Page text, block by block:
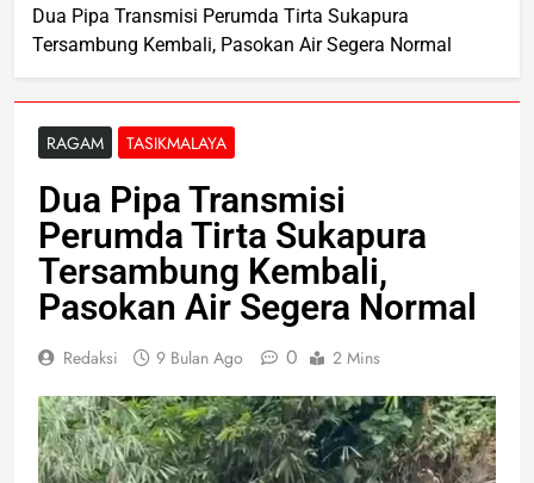
Dua Pipa Transmisi Perumda Tirta Sukapura
Tersambung Kembali, Pasokan Air Segera Normal
RAGAM TASIKMALAYA
Dua Pipa Transmisi
Perumda Tirta Sukapura
Tersambung Kembali,
Pasokan Air Segera Normal
Redaksi 9 Bulan Ago 0 2 Mins